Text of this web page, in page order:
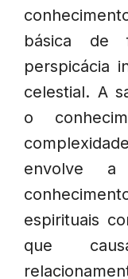
básica de
perspicácia
celestial. A
o
envolve a
espirituais
que